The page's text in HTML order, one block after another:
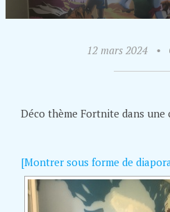
12 mars 2024 •
Déco thème Fortnite dans une
[Montrer sous forme de